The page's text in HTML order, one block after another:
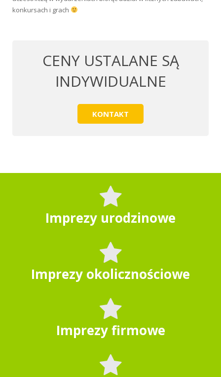
konkursach i grach
CENY USTALANE SĄ
INDYWIDUALNE
KONTAKT
Imprezy urodzinowe
Imprezy okolicznościowe
Imprezy firmowe